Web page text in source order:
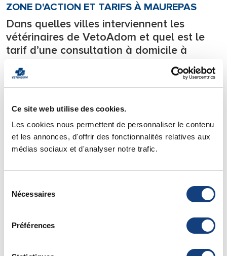
Ce site web utilise des cookies.
Les cookies nous permettent de personnaliser le contenu
et les annonces, d'offrir des fonctionnalités relatives aux
médias sociaux et d'analyser notre trafic.
Nécessaires
Préférences
ZONE D'ACTION ET TARIFS À MAUREPAS
Dans quelles villes interviennent les
vétérinaires de VetoAdom et quel est le
tarif d’une consultation à domicile à
Notre équipe de vétérinaires se déplace
sur tous les
Nous intervenons en urgence7j/7 directement à votre
domicileavec tout le matériel nécessaire à la prise en
charge des urgences et soignons votre animal de compagnie
directement chez lui.
Pour savoir si votre ville est située dans notre zone
d’action.
de nos déplacements